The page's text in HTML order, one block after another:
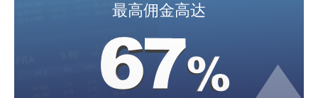
最高佣金高达